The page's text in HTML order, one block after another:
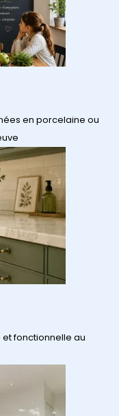
en porcelaine ou
fonctionnelle au